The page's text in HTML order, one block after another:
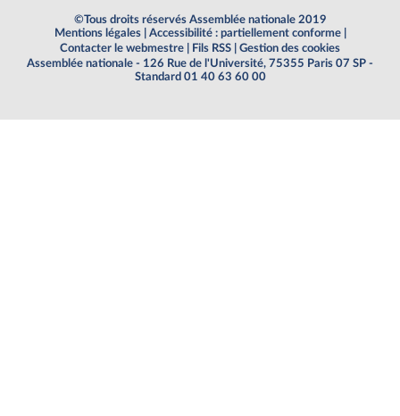
©Tous droits réservés Assemblée nationale 2019
Mentions légales
Accessibilité : partiellement conforme
Contacter le webmestre
Fils RSS
Gestion des cookies
Assemblée nationale - 126 Rue de l'Université, 75355 Paris 07 SP -
Standard 01 40 63 60 00